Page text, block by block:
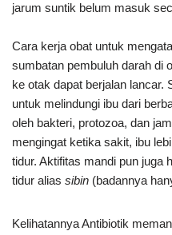
jarum suntik belum masuk
Cara kerja obat untuk
sumbatan pembuluh darah di
ke otak dapat berjalan lancar.
untuk melindungi ibu dari
oleh bakteri, protozoa, dan
mengingat ketika sakit, ibu
tidur. Aktifitas mandi pun juga
tidur alias sibin (badannya
Kelihatannya Antibiotik